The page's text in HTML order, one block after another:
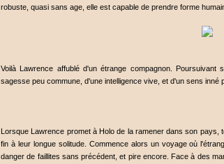
robuste, quasi sans age, elle est capable de prendre forme
Voilà Lawrence affublé d'un étrange compagnon.
sagesse peu commune, d'une intelligence vive, et d'un sens inné
Lorsque Lawrence promet à Holo de la ramener dans son
fin à leur longue solitude. Commence alors un voyage où
danger de faillites sans précédent, et pire encore. Face à des